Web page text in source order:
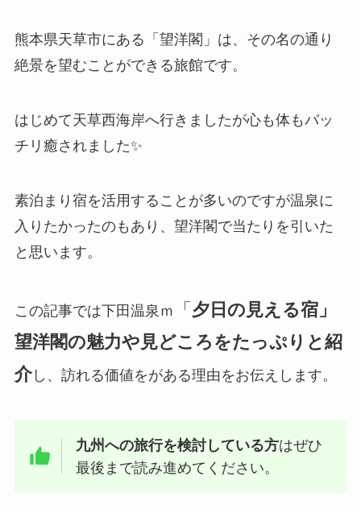
熊本県天草市にある「望洋閣」は、その名の通り
絶景を望むことができる旅館です。
はじめて天草西海岸へ行きましたが心も体もバッ
チリ癒されました✨
素泊まり宿を活用することが多いのですが温泉に
入りたかったのもあり、望洋閣で当たりを引いた
と思います。
この記事では下田温泉ｍ 「 夕日の見える宿」
望洋閣の魅力や見どころをたっぷりと紹
介し、訪れる価値をがある理由をお伝えします。
九州への旅行を検討している方はぜひ
最後まで読み進めてください。